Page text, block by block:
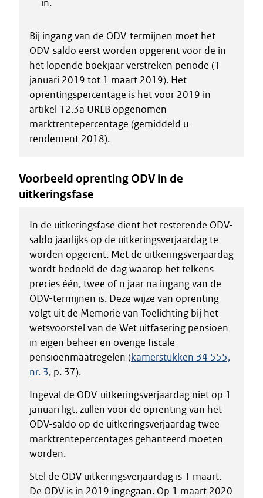
in.
Bij ingang van de ODV-termijnen moet het
ODV-saldo eerst worden opgerent voor de in
het lopende boekjaar verstreken periode (1
januari 2019 tot 1 maart 2019). Het
oprentingspercentage is het voor 2019 in
artikel 12.3a URLB opgenomen
marktrentepercentage (gemiddeld u-
rendement 2018).
Voorbeeld oprenting ODV in de
uitkeringsfase
In de uitkeringsfase dient het resterende ODV-
saldo jaarlijks op de uitkeringsverjaardag te
worden opgerent. Met de uitkeringsverjaardag
wordt bedoeld de dag waarop het telkens
precies één, twee of n jaar na ingang van de
ODV-termijnen is. Deze wijze van oprenting
volgt uit de Memorie van Toelichting bij het
wetsvoorstel van de Wet uitfasering pensioen
in eigen beheer en overige fiscale
pensioenmaatregelen (kamerstukken 34 555,
nr. 3, p. 37).
Ingeval de ODV-uitkeringsverjaardag niet op 1
januari ligt, zullen voor de oprenting van het
ODV-saldo op de uitkeringsverjaardag twee
marktrentepercentages gehanteerd moeten
worden.
Stel de ODV uitkeringsverjaardag is 1 maart.
De ODV is in 2019 ingegaan. Op 1 maart 2020